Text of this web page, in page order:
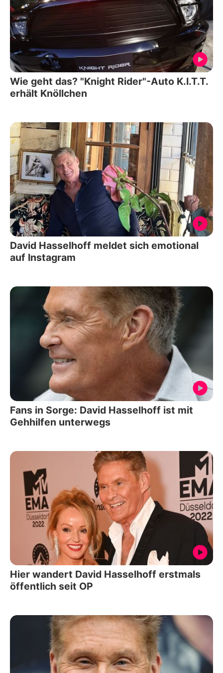
Wie geht das? "Knight Rider"-Auto K.I.T.T.
erhält Knöllchen
David Hasselhoff meldet sich emotional
auf Instagram
Fans in Sorge: David Hasselhoff ist mit
Gehhilfen unterwegs
Hier wandert David Hasselhoff erstmals
öffentlich seit OP